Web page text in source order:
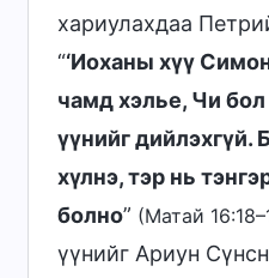
хариулахдаа
“‘Иоханы хүү
чамд хэлье, Чи
үүнийг дийлэхгүй.
хүлнэ, тэр нь
болно” (Матай
үүнийг Ариун